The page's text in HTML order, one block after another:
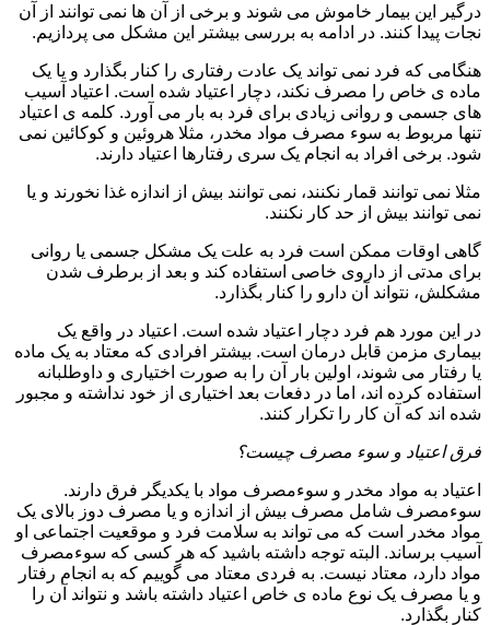
درگیر این بیمار خاموش می شوند و برخی از آن ها نمی توانند از آن
نجات پیدا کنند. در ادامه به بررسی بیشتر این مشکل می پردازیم.
هنگامی که فرد نمی تواند یک عادت رفتاری را کنار بگذارد و یا یک
ماده ی خاص را مصرف نکند، دچار اعتیاد شده است. اعتیاد آسیب
های جسمی و روانی زیادی برای فرد به بار می آورد. کلمه ی اعتیاد
تنها مربوط به سوء مصرف مواد مخدر، مثلا هروئین و کوکائین نمی
شود. برخی افراد به انجام یک سری رفتارها اعتیاد دارند.
مثلا نمی توانند قمار نکنند، نمی توانند بیش از اندازه غذا نخورند و یا
نمی توانند بیش از حد کار نکنند.
گاهی اوقات ممکن است فرد به علت یک مشکل جسمی یا روانی
برای مدتی از داروی خاصی استفاده کند و بعد از برطرف شدن
مشکلش، نتواند آن دارو را کنار بگذارد.
در این مورد هم فرد دچار اعتیاد شده است. اعتیاد در واقع یک
بیماری مزمن قابل درمان است. بیشتر افرادی که معتاد به یک ماده
یا رفتار می شوند، اولین بار آن را به صورت اختیاری و داوطلبانه
استفاده کرده اند، اما در دفعات بعد اختیاری از خود نداشته و مجبور
شده اند که آن کار را تکرار کنند.
فرق اعتیاد و سوء مصرف چیست؟
اعتیاد به مواد مخدر و سوءمصرف مواد با یکدیگر فرق دارند.
سوءمصرف شامل مصرف بیش از اندازه و یا مصرف دوز بالای یک
مواد مخدر است که می تواند به سلامت فرد و موقعیت اجتماعی او
آسیب برساند. البته توجه داشته باشید که هر کسی که سوءمصرف
مواد دارد، معتاد نیست. به فردی معتاد می گوییم که به انجام رفتار
و یا مصرف یک نوع ماده ی خاص اعتیاد داشته باشد و نتواند آن را
کنار بگذارد.